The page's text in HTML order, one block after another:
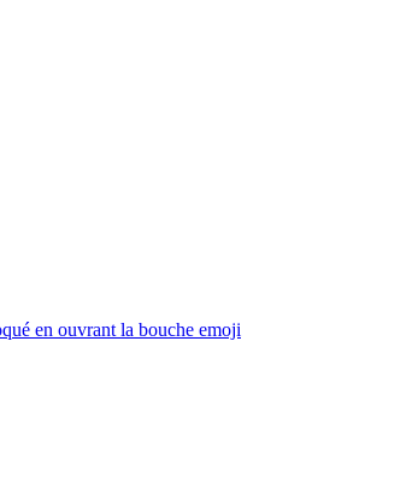
en ouvrant la bouche emoji